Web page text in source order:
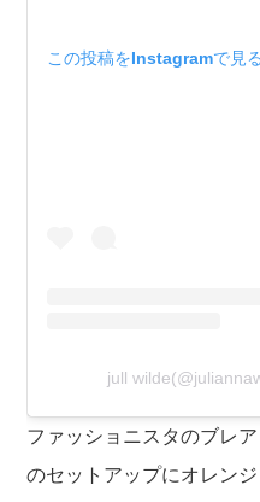
この投稿をInstagramで見る
jull
ファッショニスタのブレ
のセットアップにオレン